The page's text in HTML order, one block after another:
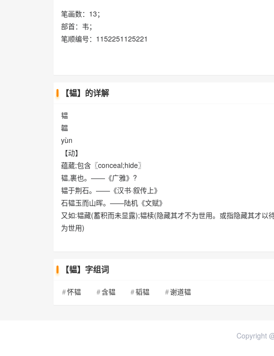
笔画数：13；
部首：韦；
笔顺编号：1152251125221
【韫】的详解
韫
韞
yùn
【动】
蕴葳;包含〖conceal;hide〗
韫,裹也。——《广雅》?
韫于荆石。——《汉书·叙传上》
石韫玉而山晖。——陆机《文赋》
又如:韫藏(蓄积而未显露);韫椟(隐藏其才不为世用。或指隐藏其才
为世用)
【韫】字组词
怀韫 含韫 韬韫 谢道韫
Copyright